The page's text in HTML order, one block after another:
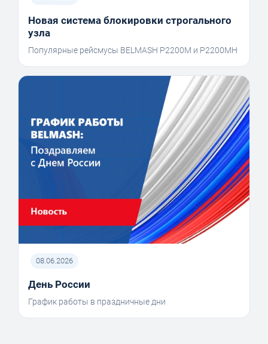
Новая система блокировки строгального
узла
Популярные рейсмусы BELMASH P2200M и P2200MH
08.06.2026
День России
График работы в праздничные дни